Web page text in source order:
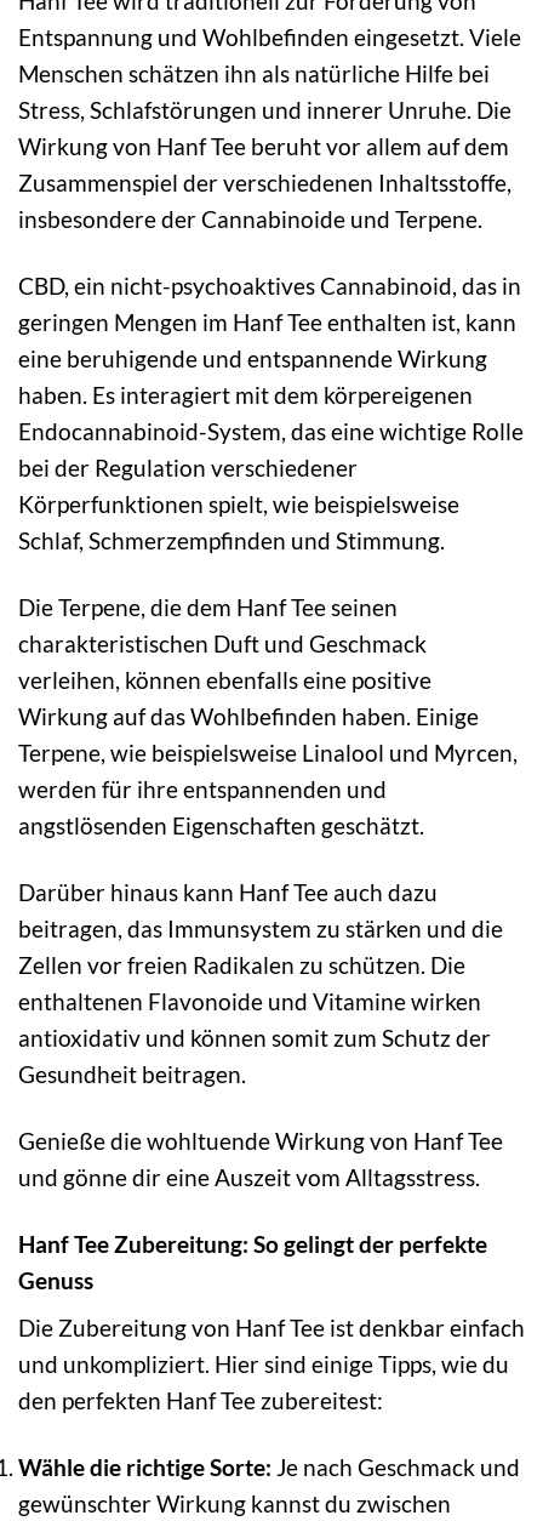
Entspannung und Wohlbefinden eingesetzt. Viele
Menschen schätzen ihn als natürliche Hilfe bei
Stress, Schlafstörungen und innerer Unruhe. Die
Wirkung von Hanf Tee beruht vor allem auf dem
Zusammenspiel der verschiedenen Inhaltsstoffe,
insbesondere der Cannabinoide und Terpene.
CBD, ein nicht-psychoaktives Cannabinoid, das in
geringen Mengen im Hanf Tee enthalten ist, kann
eine beruhigende und entspannende Wirkung
haben. Es interagiert mit dem körpereigenen
Endocannabinoid-System, das eine wichtige Rolle
bei der Regulation verschiedener
Körperfunktionen spielt, wie beispielsweise
Schlaf, Schmerzempfinden und Stimmung.
Die Terpene, die dem Hanf Tee seinen
charakteristischen Duft und Geschmack
verleihen, können ebenfalls eine positive
Wirkung auf das Wohlbefinden haben. Einige
Terpene, wie beispielsweise Linalool und Myrcen,
werden für ihre entspannenden und
angstlösenden Eigenschaften geschätzt.
Darüber hinaus kann Hanf Tee auch dazu
beitragen, das Immunsystem zu stärken und die
Zellen vor freien Radikalen zu schützen. Die
enthaltenen Flavonoide und Vitamine wirken
antioxidativ und können somit zum Schutz der
Gesundheit beitragen.
Genieße die wohltuende Wirkung von Hanf Tee
und gönne dir eine Auszeit vom Alltagsstress.
Hanf Tee Zubereitung: So gelingt der perfekte
Genuss
Die Zubereitung von Hanf Tee ist denkbar einfach
und unkompliziert. Hier sind einige Tipps, wie du
den perfekten Hanf Tee zubereitest:
Wähle die richtige Sorte: Je nach Geschmack und
gewünschter Wirkung kannst du zwischen